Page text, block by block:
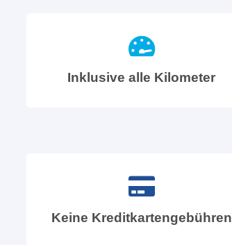
Inklusive alle Kilometer
Keine Kreditkartengebühren